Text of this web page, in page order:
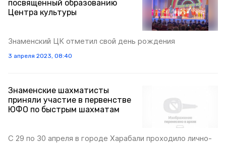
посвященный образованию
Центра культуры
Знаменский ЦК отметил свой день рождения
3 апреля 2023, 08:40
Знаменские шахматисты
приняли участие в первенстве
ЮФО по быстрым шахматам
С 29 по 30 апреля в городе Харабали проходило лично-